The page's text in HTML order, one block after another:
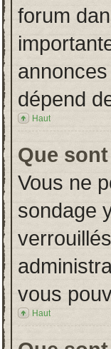
forum
dépend
Haut
Que
Vous ne
sondage
vous
Haut